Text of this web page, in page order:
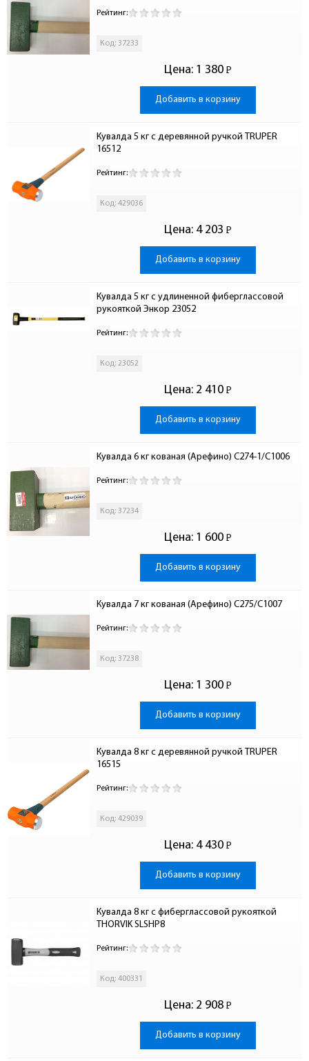
Рейтинг:
Код: 37233
Цена: 1 380 Р
-
Добавить в корзину
Кувалда 5 кг с деревянной ручкой TRUPER
16512
Рейтинг:
Код: 429036
Цена: 4 203 Р
-
Добавить в корзину
Кувалда 5 кг с удлиненной фиберглассовой
рукояткой Энкор 23052
Рейтинг:
Код: 23052
Цена: 2 410 Р
-
Добавить в корзину
Кувалда 6 кг кованая (Арефино) С274-1/С1006
Рейтинг:
Код: 37234
Цена: 1 600 Р
-
Добавить в корзину
Кувалда 7 кг кованая (Арефино) С275/С1007
Рейтинг:
Код: 37238
Цена: 1 300 Р
-
Добавить в корзину
Кувалда 8 кг с деревянной ручкой TRUPER
16515
Рейтинг:
Код: 429039
Цена: 4 430 Р
-
Добавить в корзину
Кувалда 8 кг с фиберглассовой рукояткой
THORVIK SLSHP8
Рейтинг:
Код: 400331
Цена: 2 908 Р
-
Добавить в корзину